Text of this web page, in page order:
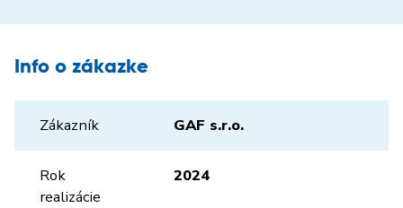
Info o zákazke
Zákazník GAF s.r.o.
Rok
realizácie
2024